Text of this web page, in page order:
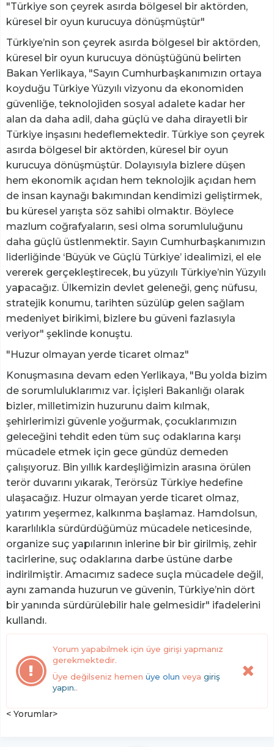
"Türkiye son çeyrek asırda bölgesel bir aktörden,
küresel bir oyun kurucuya dönüşmüştür"
Türkiye’nin son çeyrek asırda bölgesel bir aktörden,
küresel bir oyun kurucuya dönüştüğünü belirten
Bakan Yerlikaya, "Sayın Cumhurbaşkanımızın ortaya
koyduğu Türkiye Yüzyılı vizyonu da ekonomiden
güvenliğe, teknolojiden sosyal adalete kadar her
alan da daha adil, daha güçlü ve daha dirayetli bir
Türkiye inşasını hedeflemektedir. Türkiye son çeyrek
asırda bölgesel bir aktörden, küresel bir oyun
kurucuya dönüşmüştür. Dolayısıyla bizlere düşen
hem ekonomik açıdan hem teknolojik açıdan hem
de insan kaynağı bakımından kendimizi geliştirmek,
bu küresel yarışta söz sahibi olmaktır. Böylece
mazlum coğrafyaların, sesi olma sorumluluğunu
daha güçlü üstlenmektir. Sayın Cumhurbaşkanımızın
liderliğinde ‘Büyük ve Güçlü Türkiye’ idealimizi, el ele
vererek gerçekleştirecek, bu yüzyılı Türkiye’nin Yüzyılı
yapacağız. Ülkemizin devlet geleneği, genç nüfusu,
stratejik konumu, tarihten süzülüp gelen sağlam
medeniyet birikimi, bizlere bu güveni fazlasıyla
veriyor" şeklinde konuştu.
"Huzur olmayan yerde ticaret olmaz"
Konuşmasına devam eden Yerlikaya, "Bu yolda bizim
de sorumluluklarımız var. İçişleri Bakanlığı olarak
bizler, milletimizin huzurunu daim kılmak,
şehirlerimizi güvenle yoğurmak, çocuklarımızın
geleceğini tehdit eden tüm suç odaklarına karşı
mücadele etmek için gece gündüz demeden
çalışıyoruz. Bin yıllık kardeşliğimizin arasına örülen
terör duvarını yıkarak, Terörsüz Türkiye hedefine
ulaşacağız. Huzur olmayan yerde ticaret olmaz,
yatırım yeşermez, kalkınma başlamaz. Hamdolsun,
kararlılıkla sürdürdüğümüz mücadele neticesinde,
organize suç yapılarının inlerine bir bir girilmiş, zehir
tacirlerine, suç odaklarına darbe üstüne darbe
indirilmiştir. Amacımız sadece suçla mücadele değil,
aynı zamanda huzurun ve güvenin, Türkiye’nin dört
bir yanında sürdürülebilir hale gelmesidir" ifadelerini
kullandı.
Yorum yapabilmek için üye girişi yapmanız
gerekmektedir.
Üye değilseniz hemen üye olun veya giriş
yapın..
< Yorumlar>